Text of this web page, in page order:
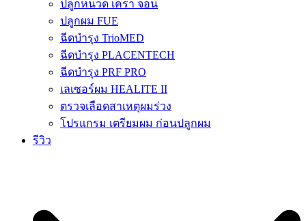
ปลูกหนวด เครา จอน
ปลูกผม FUE
ฉีดบำรุง TrioMED
ฉีดบำรุง PLACENTECH
ฉีดบำรุง PRF PRO
เลเซอร์ผม HEALITE II
ตรวจเลือดสาเหตุผมร่วง
โปรแกรม เตรียมผม ก่อนปลูกผม
รีวิว